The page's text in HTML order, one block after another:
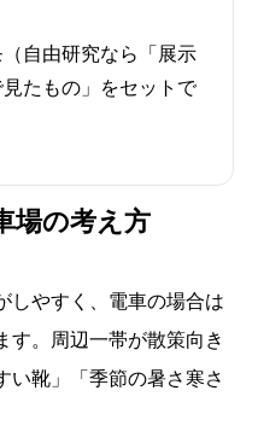
自由研究なら「展示
たもの」をセットで
場の考え方
しやすく、電車の場合は
す。周辺一帯が散策向き
い靴」「季節の暑さ寒さ